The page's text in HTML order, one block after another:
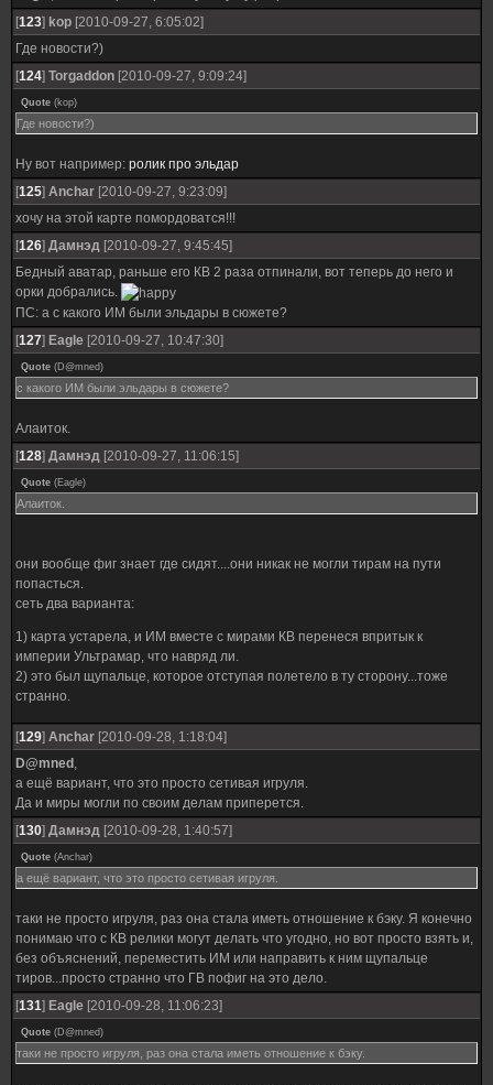
[123] kop [2010-09-27, 6:05:02]
Где новости?)
[124] Torgaddon [2010-09-27, 9:09:24]
Quote (kop)
Где новости?)
Ну вот например: ролик про эльдар
[125] Anchar [2010-09-27, 9:23:09]
хочу на этой карте помордоватся!!!
[126] Дамнэд [2010-09-27, 9:45:45]
Бедный аватар, раньше его КВ 2 раза отпинали, вот теперь до него и
орки добрались.
ПС: а с какого ИМ были эльдары в сюжете?
[127] Eagle [2010-09-27, 10:47:30]
Quote (D@mned)
с какого ИМ были эльдары в сюжете?
Алаиток.
[128] Дамнэд [2010-09-27, 11:06:15]
Quote (Eagle)
Алаиток.
они вообще фиг знает где сидят....они никак не могли тирам на пути
попасться.
сеть два варианта:
1) карта устарела, и ИМ вместе с мирами КВ перенеся впритык к
империи Ультрамар, что навряд ли.
2) это был щупальце, которое отступая полетело в ту сторону...тоже
странно.
[129] Anchar [2010-09-28, 1:18:04]
D@mned ,
а ещё вариант, что это просто сетивая игруля.
Да и миры могли по своим делам приперется.
[130] Дамнэд [2010-09-28, 1:40:57]
Quote (Anchar)
а ещё вариант, что это просто сетивая игруля.
таки не просто игруля, раз она стала иметь отношение к бэку. Я конечно
понимаю что с КВ релики могут делать что угодно, но вот просто взять и,
без объяснений, переместить ИМ или направить к ним щупальце
тиров...просто странно что ГВ пофиг на это дело.
[131] Eagle [2010-09-28, 11:06:23]
Quote (D@mned)
таки не просто игруля, раз она стала иметь отношение к бэку.